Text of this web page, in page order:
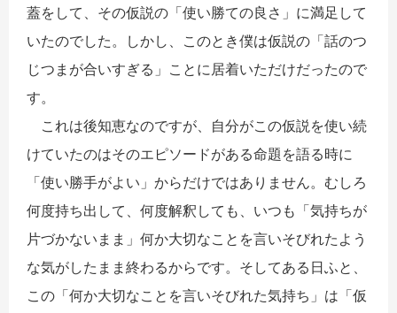
蓋をして、その仮説の「使い勝ての良さ」に満足して
いたのでした。しかし、このとき僕は仮説の「話のつ
じつまが合いすぎる」ことに居着いただけだったので
す。
これは後知恵なのですが、自分がこの仮説を使い続
けていたのはそのエピソードがある命題を語る時に
「使い勝手がよい」からだけではありません。むしろ
何度持ち出して、何度解釈しても、いつも「気持ちが
片づかないまま」何か大切なことを言いそびれたよう
な気がしたまま終わるからです。そしてある日ふと、
この「何か大切なことを言いそびれた気持ち」は「仮